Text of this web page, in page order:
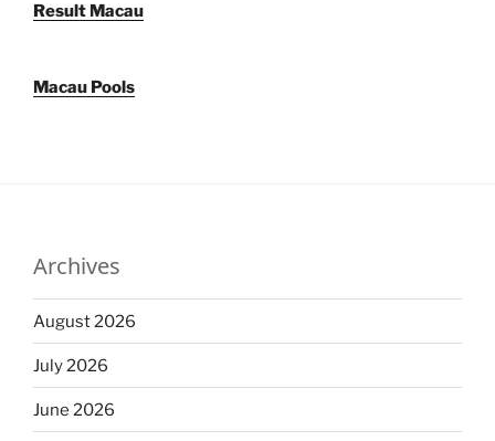
Result Macau
Macau Pools
Archives
August 2026
July 2026
June 2026